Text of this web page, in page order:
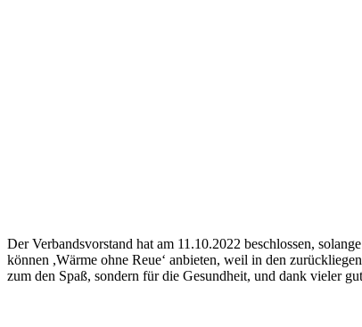
Der Verbandsvorstand hat am 11.10.2022 beschlossen,
können ,Wärme ohne Reue‘ anbieten, weil in den
zum den Spaß, sondern für die Gesundheit, und dank vieler